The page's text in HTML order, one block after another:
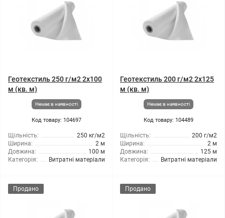
Геотекстиль 250 г/м2 2x100
м (кв. м)
Немає в наявності
Код товару: 104697
Щільність:
250 кг/м2
Ширина:
2 м
Довжина:
100 м
Категорія:
Витратні матеріали
Геотекстиль 200 г/м2 2x125
м (кв. м)
Немає в наявності
Код товару: 104489
Щільність:
200 г/м2
Ширина:
2 м
Довжина:
125 м
Категорія:
Витратні матеріали
Продано Продано